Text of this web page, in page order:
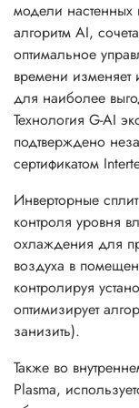
нанометров, нет
других ядовитых
Как и в моделях
обновленный
соединения, для
настройки в
сетей Wi-Fi. В
реализованы
дисплея
регулировки
внутреннего
и т.д.
Диапазон
при внешних
-25°C/+30°C и -
– A+++/A++.
модели настенных
алгоритм AI,
оптимальное
времени изменяет
для наиболее
Технология G-AI
подтверждено
сертификатом
Инверторные
контроля уровня
охлаждения для
воздуха в
контролируя
оптимизирует
занизить).
Также во
Plasma,